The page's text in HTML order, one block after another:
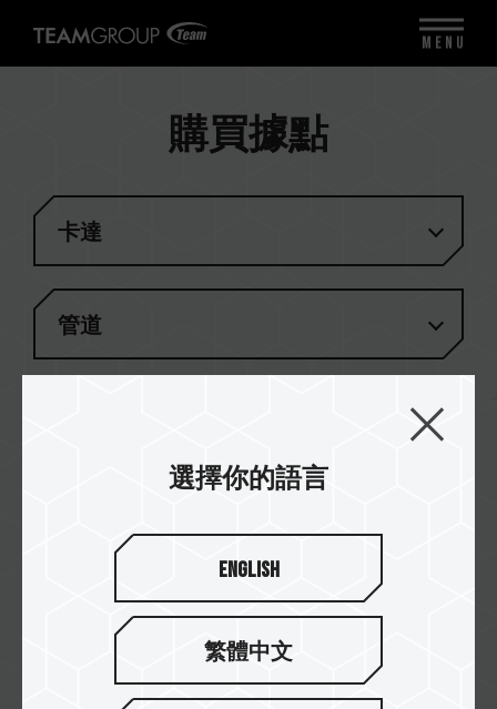
購買據點
卡達
管道
選擇你的語言
English
繁體中文
MENU